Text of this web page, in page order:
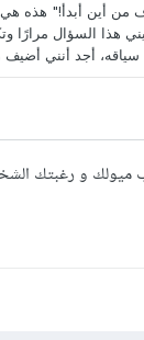
ميولك و رغبتك